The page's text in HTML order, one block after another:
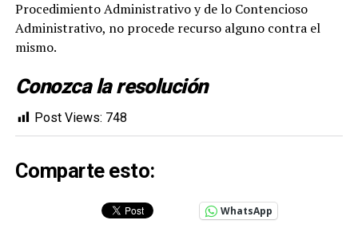
Procedimiento Administrativo y de lo Contencioso
Administrativo, no procede recurso alguno contra el
mismo.
Conozca la resolución
Post Views: 748
Comparte esto:
WhatsApp